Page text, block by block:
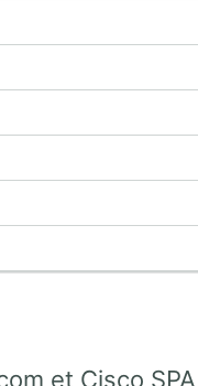
et Cisco